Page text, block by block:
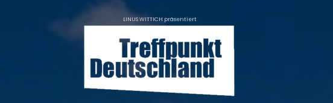
LINUS WITTICH präsentiert